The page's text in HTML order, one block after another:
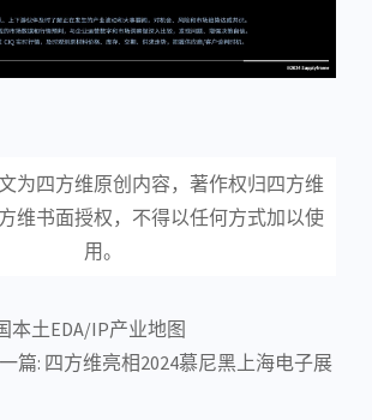
为四方维原创内容，著作权归四方维
维书面授权，不得以任何方式加以使
用。
本土EDA/IP产业地图
篇: 四方维亮相2024慕尼黑上海电子展